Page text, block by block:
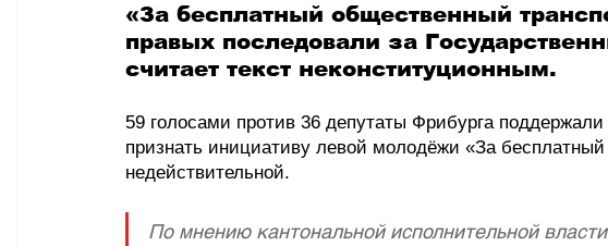
«За бесплатный общественный
правых последовали за
считает текст неконституционным.
59 голосами против 36 депутаты Фрибурга
признать инициативу левой молодёжи «За
недействительной.
По мнению кантональной исполнительной